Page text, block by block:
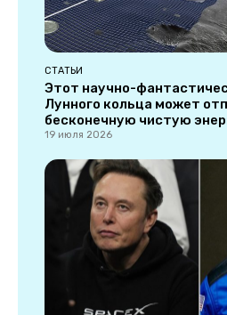
СТАТЬИ
Этот научно-
Лунного кольца может
бесконечную чистую
19 июля 2026